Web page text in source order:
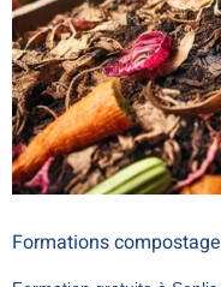
Formations compostage